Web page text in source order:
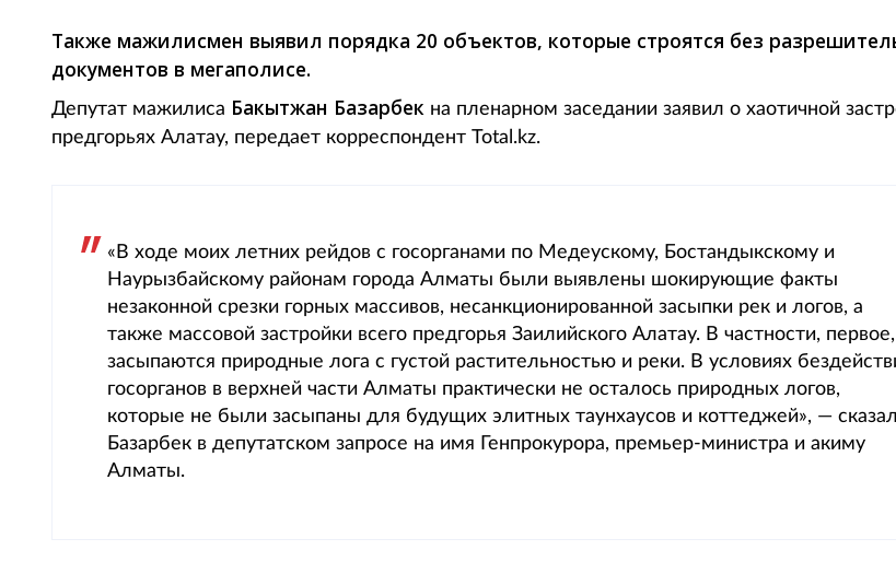
Также мажилисмен выявил порядка 20 объектов, которые строятся без
документов в мегаполисе.
Депутат мажилиса Бакытжан Базарбек на пленарном заседании заявил о хаотичной
предгорьях Алатау, передает корреспондент Total.kz.
«В ходе моих летних рейдов с госорганами по Медеускому, Бостандыкскому и
Наурызбайскому районам города Алматы были выявлены шокирующие факты
незаконной срезки горных массивов, несанкционированной засыпки рек и логов, а
также массовой застройки всего предгорья Заилийского Алатау. В частности, первое,
засыпаются природные лога с густой растительностью и реки. В условиях
госорганов в верхней части Алматы практически не осталось природных логов,
которые не были засыпаны для будущих элитных таунхаусов и коттеджей», — сказал
Базарбек в депутатском запросе на имя Генпрокурора, премьер-министра и акиму
Алматы.